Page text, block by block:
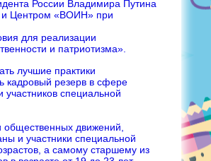
России Владимира Путина
и Центром «ВОИН» при
для реализации
и патриотизма».
лучшие практики
кадровый резерв в сфере
специальной
общественных движений,
и участники специальной
а самому старшему из